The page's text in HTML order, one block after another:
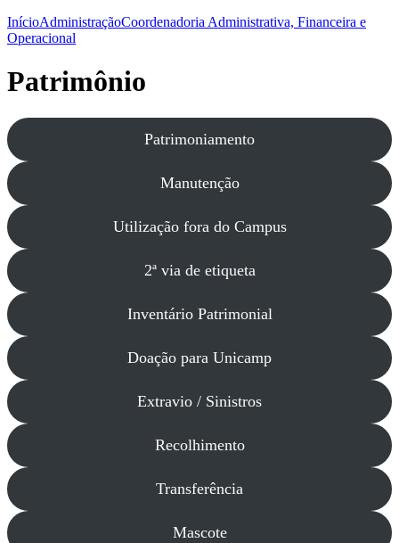
InícioAdministraçãoCoordenadoria Administrativa, Financeira e
Operacional
Patrimônio
Patrimoniamento
Manutenção
Utilização fora do Campus
2ª via de etiqueta
Inventário Patrimonial
Doação para Unicamp
Extravio / Sinistros
Recolhimento
Transferência
Mascote